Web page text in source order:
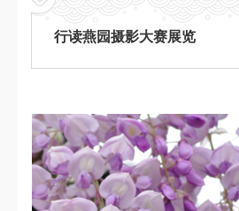
行读燕园摄影大赛展览